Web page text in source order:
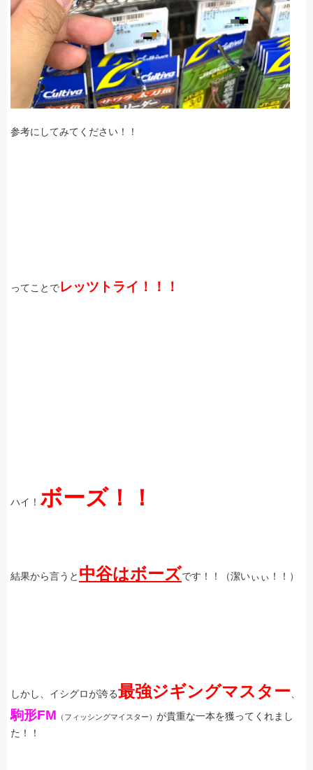
参考にしてみてください！！
ってことでレッツトライ！！！
ハイ！ ボーズ！！
結果から言うと 中谷はボーズです！！（潔いぃぃ！！）
しかし、イシグロが誇る最強ジギングマスター
駒形FM （フィッシングマイスター） が貴重な一本を獲ってくれまし
た！！